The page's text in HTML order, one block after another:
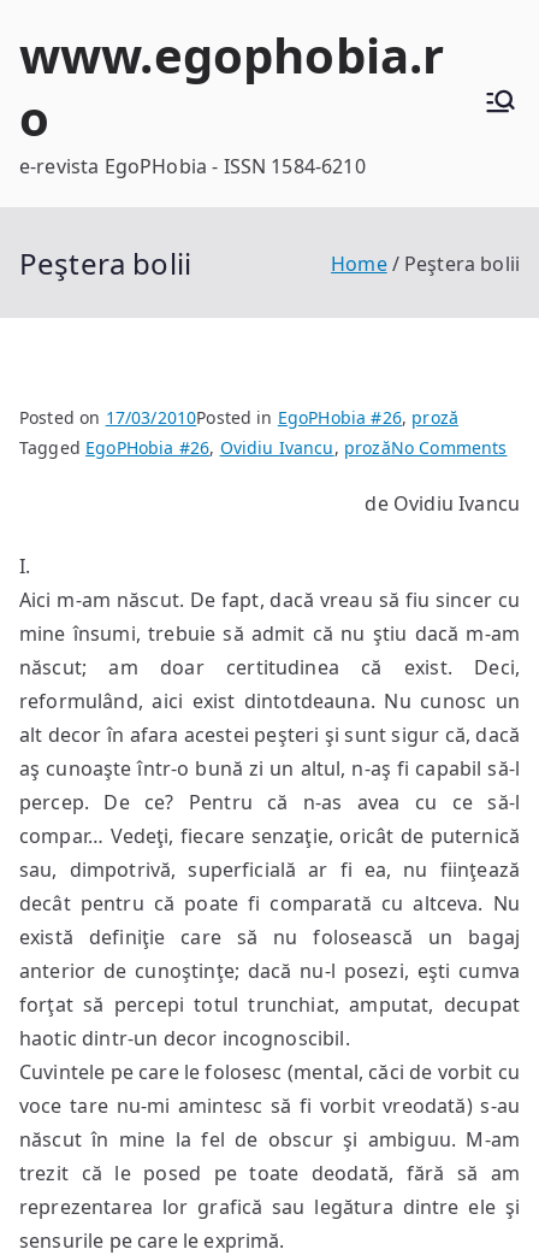
www.egophobia.r
o
e-revista EgoPHobia - ISSN 1584-6210
Peştera bolii Home Peştera bolii
Posted on 17/03/2010Posted in EgoPHobia #26, proză
Tagged EgoPHobia #26, Ovidiu Ivancu, prozăNo Comments
de Ovidiu Ivancu
I.
Aici m-am născut. De fapt, dacă vreau să fiu sincer cu
mine însumi, trebuie să admit că nu ştiu dacă m-am
născut; am doar certitudinea că exist. Deci,
reformulând, aici exist dintotdeauna. Nu cunosc un
alt decor în afara acestei peşteri şi sunt sigur că, dacă
aş cunoaşte într-o bună zi un altul, n-aş fi capabil să-l
percep. De ce? Pentru că n-as avea cu ce să-l
compar… Vedeţi, fiecare senzaţie, oricât de puternică
sau, dimpotrivă, superficială ar fi ea, nu fiinţează
decât pentru că poate fi comparată cu altceva. Nu
există definiţie care să nu folosească un bagaj
anterior de cunoştinţe; dacă nu-l posezi, eşti cumva
forţat să percepi totul trunchiat, amputat, decupat
haotic dintr-un decor incognoscibil.
Cuvintele pe care le folosesc (mental, căci de vorbit cu
voce tare nu-mi amintesc să fi vorbit vreodată) s-au
născut în mine la fel de obscur şi ambiguu. M-am
trezit că le posed pe toate deodată, fără să am
reprezentarea lor grafică sau legătura dintre ele şi
sensurile pe care le exprimă.